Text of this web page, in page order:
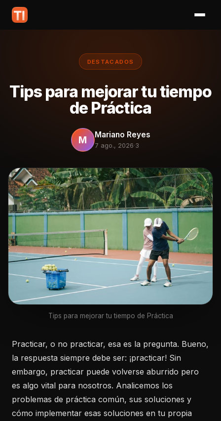
DESTACADOS
Tips para mejorar tu tiempo
de Práctica
M Mariano Reyes
7 ago., 2026·3
Tips para mejorar tu tiempo de Práctica
Practicar, o no practicar, esa es la pregunta. Bueno,
la respuesta siempre debe ser: ¡practicar! Sin
embargo, practicar puede volverse aburrido pero
es algo vital para nosotros. Analicemos los
problemas de práctica común, sus soluciones y
cómo implementar esas soluciones en tu propia